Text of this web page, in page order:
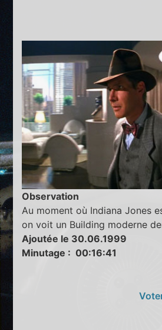
Observation
Au moment où Indiana Jones
on voit un Building moderne
Ajoutée le 30.06.1999
Minutage : 00:16:41